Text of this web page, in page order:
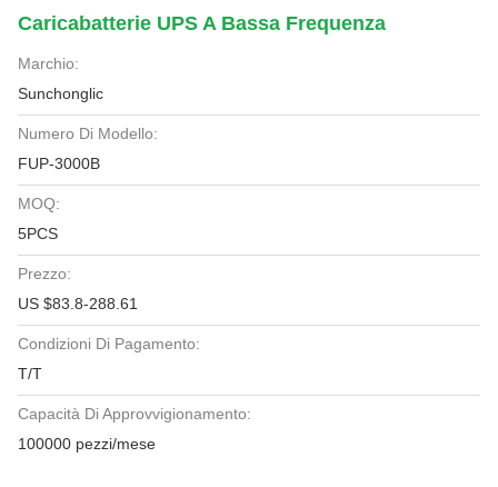
Caricabatterie UPS A Bassa Frequenza
Marchio:
Sunchonglic
Numero Di Modello:
FUP-3000B
MOQ:
5PCS
Prezzo:
US $83.8-288.61
Condizioni Di Pagamento:
T/T
Capacità Di Approvvigionamento:
100000 pezzi/mese